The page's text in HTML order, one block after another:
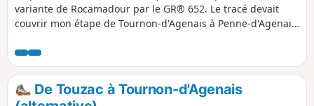
variante de Rocamadour par le GR® 652. Le tracé devait
couvrir mon étape de Tournon-d'Agenais à Penne-d'Agenais,
interrompu à Dausse.
De Touzac à Tournon-d'Agenais